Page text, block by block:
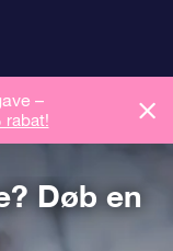
–
rabat!
Døb en